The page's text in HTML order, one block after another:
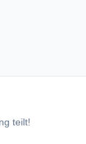
teilt!